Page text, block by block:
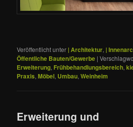
Veröffentlicht unter | Architektur, |
Öffentliche Bauten/Gewerbe |
Erweiterung, Frühbehandlungsbereich,
Praxis,Möbel, Umbau,Weinheim
Erweiterung und